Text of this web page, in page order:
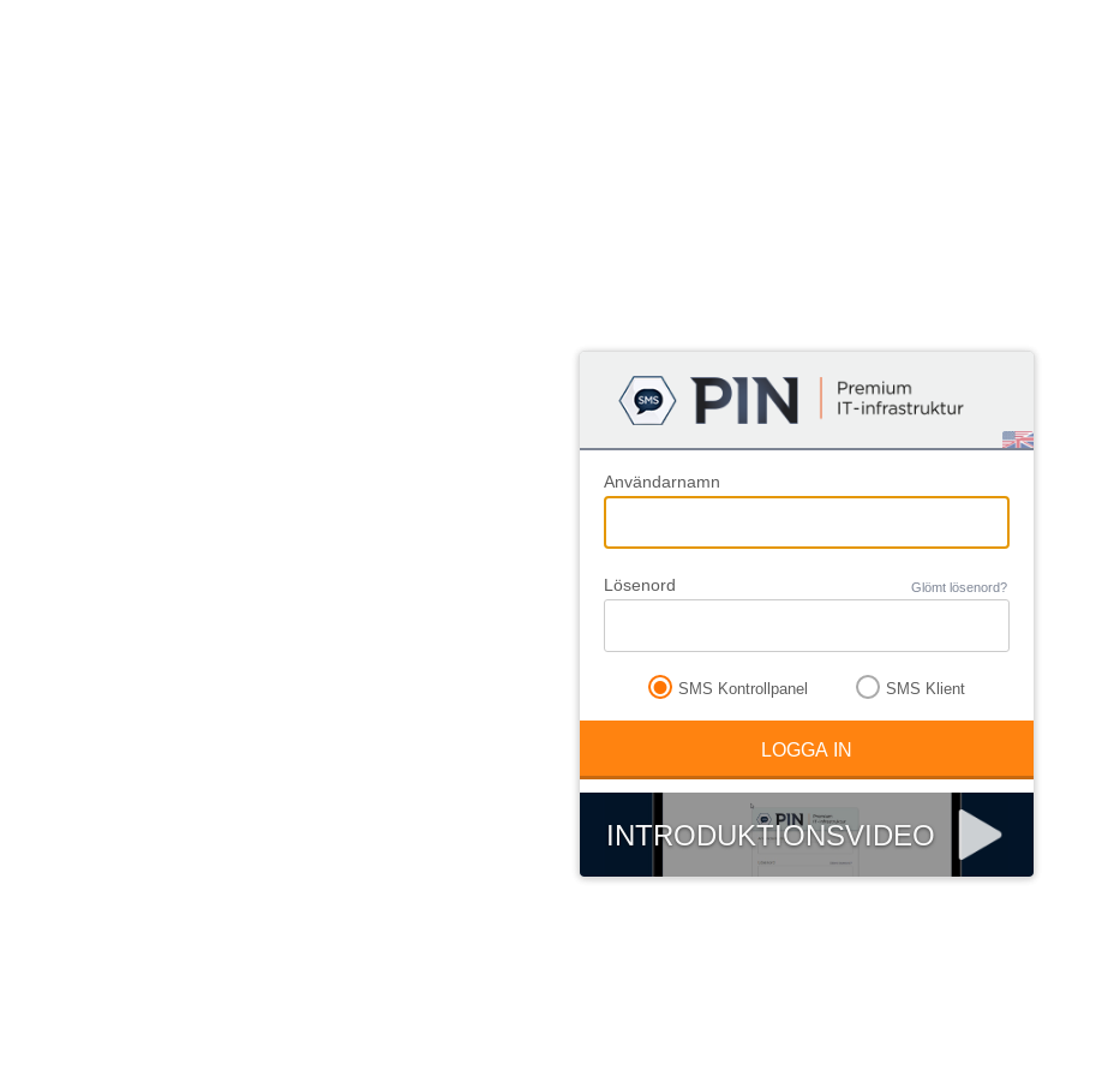
Användarnamn
Glömt lösenord?
Lösenord
SMS Kontrollpanel SMS Klient
INTRODUKTIONSVIDEO